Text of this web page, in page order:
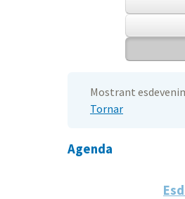
Mostrant
Tornar
Agenda